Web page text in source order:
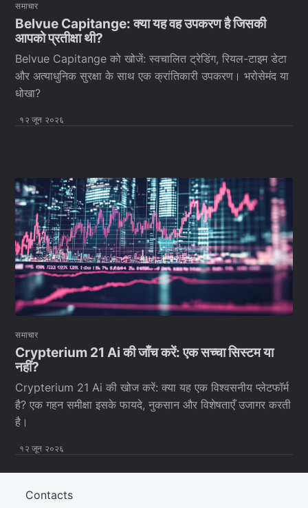
समाचार
Belvue Capitange: क्या यह वह उपकरण है जिसकी
आपको प्रतीक्षा थी?
Belvue Capitange को खोजें: स्वचालित ट्रेडिंग, रियल-टाइम डेटा
और अत्याधुनिक सुरक्षा के साथ एक क्रांतिकारी उपकरण। भरोसेमंद या
धोखा?
१२ जून २०२६
समाचार
Crypterium 21 Ai की जाँच करें: एक सच्चा सिस्टम या
नहीं?
Crypterium 21 Ai की खोज करें: क्या यह एक विश्वसनीय प्लेटफॉर्म
है? एक गहन समीक्षा इसके फायदे, नुकसान और विशेषताएँ उजागर करती
है।
१२ जून २०२६
Contacts